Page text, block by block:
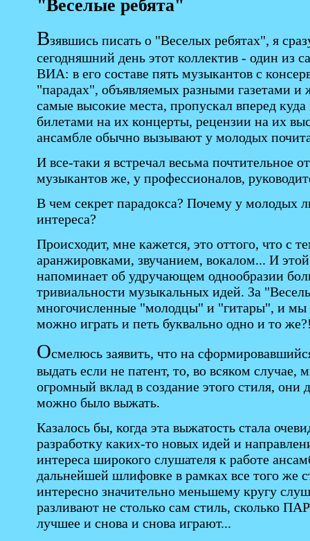
"Веселые ребята"
Взявшись писать о "Веселых ребятах", я
сегодняшний день этот коллектив - один
ВИА: в его составе пять музыкантов с
"парадах", объявляемых разными газетами
самые высокие места, пропускал вперед
билетами на их концерты, рецензии на их
ансамбле обычно вызывают у молодых
И все-таки я встречал весьма почтительное
музыкантов же, у профессионалов,
В чем секрет парадокса? Почему у молодых
интереса?
Происходит, мне кажется, это оттого, что с
аранжировками, звучанием, вокалом... И
напоминает об удручающем однообразии
тривиальности музыкальных идей. За
многочисленные "молодцы" и "гитары", и мы
можно играть и петь буквально одно и то
Осмелюсь заявить, что на
выдать если не патент, то, во всяком
огромный вклад в создание этого стиля, они
можно было выжать.
Казалось бы, когда эта выжатость стала
разработку каких-то новых идей и
интереса широкого слушателя к работе
дальнейшей шлифовке в рамках все того же
интересно значительно меньшему кругу
разливают не столько сам стиль, сколько
лучшее и снова и снова играют...